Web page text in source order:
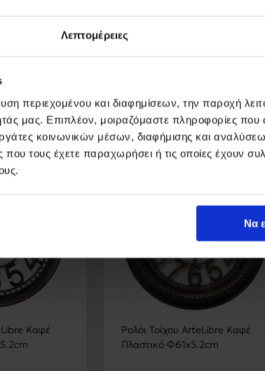
Λεπτομέρειες
περιεχομένου και διαφημίσεων, την παροχή
μας. Επιπλέον, μοιραζόμαστε πληροφορίες
κοινωνικών μέσων, διαφήμισης και
τους έχετε παραχωρήσει ή τις οποίες έχουν
Να
Καφέ
Ρολόι Τοίχου ArteLibre Καφέ
Πλαστικό Φ61x5.2cm